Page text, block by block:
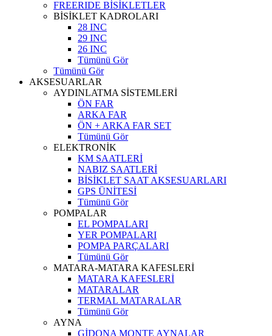
FREERIDE BİSİKLETLER
BİSİKLET KADROLARI
28 INC
29 INC
26 INC
Tümünü Gör
Tümünü Gör
AKSESUARLAR
AYDINLATMA SİSTEMLERİ
ÖN FAR
ARKA FAR
ÖN + ARKA FAR SET
Tümünü Gör
ELEKTRONİK
KM SAATLERİ
NABIZ SAATLERİ
BİSİKLET SAAT AKSESUARLARI
GPS ÜNİTESİ
Tümünü Gör
POMPALAR
EL POMPALARI
YER POMPALARI
POMPA PARÇALARI
Tümünü Gör
MATARA-MATARA KAFESLERİ
MATARA KAFESLERİ
MATARALAR
TERMAL MATARALAR
Tümünü Gör
AYNA
GİDONA MONTE AYNALAR